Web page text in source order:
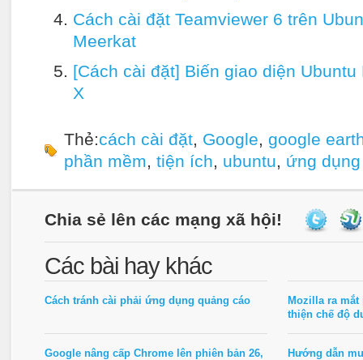
Cách cài đặt Teamviewer 6 trên
Meerkat
[Cách cài đặt] Biến giao diện
X
Thẻ:cách cài đặt, Google, google
phần mềm, tiện ích, ubuntu, ứng dụng
Chia sẻ lên các mạng xã hội!
Các bài hay khác
Cách tránh cài phải ứng dụng quảng cáo
Mozilla ra mắt
thiện chế độ
Google nâng cấp Chrome lên phiên bản 26,
Hướng dẫn